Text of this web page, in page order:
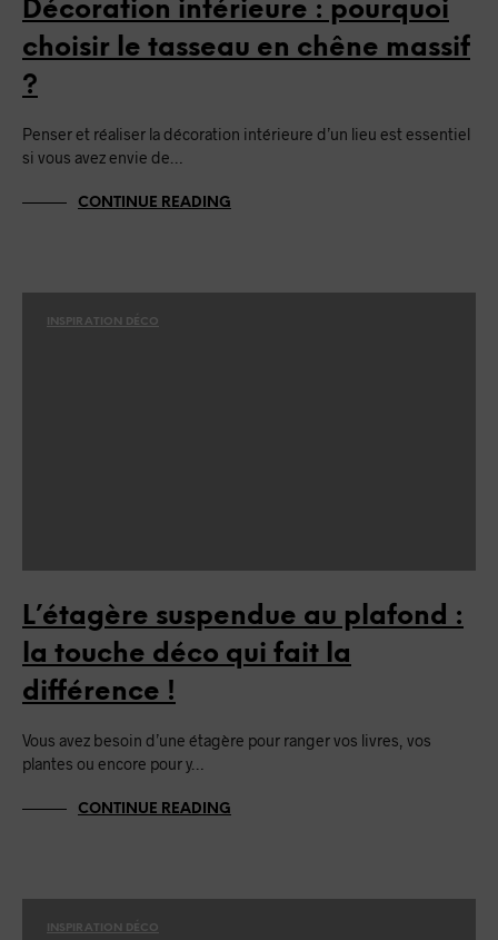
Décoration intérieure : pourquoi
choisir le tasseau en chêne massif
?
Penser et réaliser la décoration intérieure d’un lieu est essentiel
si vous avez envie de…
CONTINUE READING
INSPIRATION DÉCO
L’étagère suspendue au plafond :
la touche déco qui fait la
différence !
Vous avez besoin d’une étagère pour ranger vos livres, vos
plantes ou encore pour y…
CONTINUE READING
INSPIRATION DÉCO